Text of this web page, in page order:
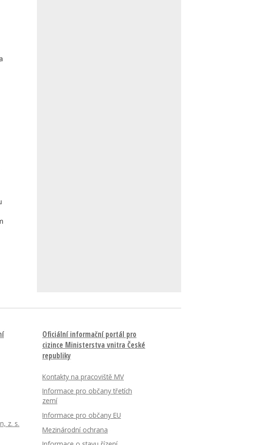
z. s.
Oficiální informační portál pro
cizince Ministerstva vnitra České
republiky
Kontakty na pracoviště MV
Informace pro občany třetích
zemí
Informace pro občany EU
Mezinárodní ochrana